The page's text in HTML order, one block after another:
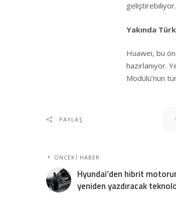
geliştirebiliyor.
Yakında
Huawei, bu
hazırlanıyor.
Modülü’nün
PAYLAŞ
ÖNCEKI HABER
Hyundai’den hibrit
yeniden yazdıracak